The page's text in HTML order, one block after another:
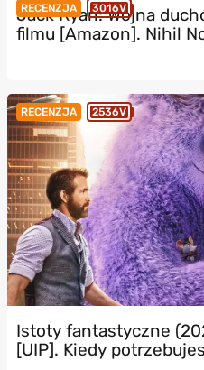
RECENZJA 3016V
Jack Ryan: Wojna
filmu [Amazon]. Nihil
RECENZJA 2536V
Istoty fantastyczne
[UIP]. Kiedy